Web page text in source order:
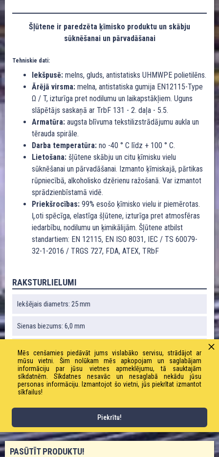
Šļūtene ir paredzēta ķīmisko produktu un skābju
sūknēšanai un pārvadāšanai
Tehniskie dati:
Iekšpusē: melns, gluds, antistatisks UHMWPE polietilēns.
Ārējā virsma: melna, antistatiska gumija EN12115-Type
Ω / T, izturīga pret nodilumu un laikapstākļiem. Uguns
slāpētājs saskaņā ar TrbF 131 - 2. daļa - 5.5.
Armatūra: augsta blīvuma tekstilizstrādājumu aukla un
tērauda spirāle.
Darba temperatūra: no -40 ° C līdz + 100 ° C.
Lietošana: šļūtene skābju un citu ķīmisku vielu
sūknēšanai un pārvadāšanai. Izmanto ķīmiskajā, pārtikas
rūpniecībā, alkoholisko dzērienu ražošanā. Var izmantot
sprādzienbīstamā vidē.
Priekšrocības: 99% esošo ķīmisko vielu ir piemērotas.
Ļoti spēcīga, elastīga šļūtene, izturīga pret atmosfēras
iedarbību, nodilumu un ķimikālijām. Šļūtene atbilst
standartiem: EN 12115, EN ISO 8031, IEC / TS 60079-
32-1-2016 / TRGS 727, FDA, ATEX, TRbF
RAKSTURLIELUMI
Iekšējais diametrs: 25 mm
Sienas biezums: 6,0 mm
Liekuma rādiuss: 150 mm
Vakuums: 0,9 bāri
Svars: 840 g / m
PASŪTĪT PRODUKTU!
Mēs cenšamies piedāvāt jums vislabāko servisu, strādājot ar
mūsu vietni. Šim nolūkam mēs apkopojam un saglabājam
informāciju par jūsu vietnes apmeklējumu, tā sauktajām
sīkdatnēm. Sīkdatnes nesavāc un nesaglabā nekādu jūsu
personas informāciju. Izmantojot šo vietni, jūs piekrītat izmantot
sīkfailus!
Piekrītu!